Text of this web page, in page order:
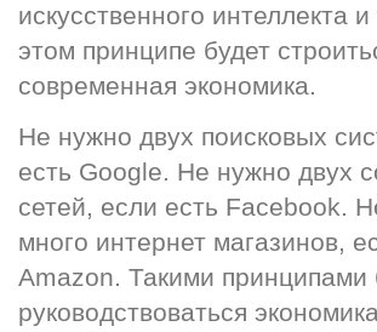
искусственного интеллекта
этом принципе будет
современная экономика.
Не нужно двух поисковых
есть Google. Не нужно двух
сетей, если есть Facebook.
много интернет магазинов,
Amazon. Такими принципами
руководствоваться